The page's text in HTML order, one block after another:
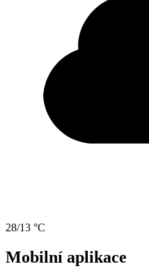
28/13 °C
Mobilní aplikace